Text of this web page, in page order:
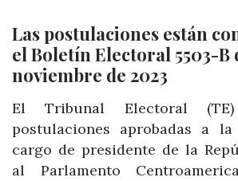
Las postulaciones están
el Boletín Electoral 5503-B
noviembre de 2023
El Tribunal Electoral
postulaciones aprobadas a
cargo de presidente de la
al Parlamento